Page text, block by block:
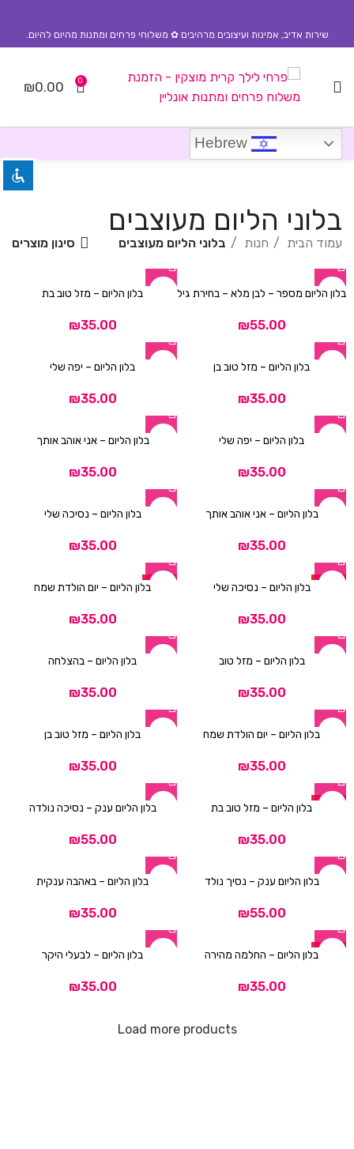
visibility_off השבת את ההבזקים
title סמן כותרות
settings צבע רקע
zoom_in זום (הגדלה)
add_circle_outline הגדלת גופן
spellcheck גופן קריא
brightness_high ניגודיות בהירה
brightness_low ניגודיות כהה
format_underlined הוסף קו תחתון לקישורים
font_download
לאפס
cached
שירות אדיב, אמינות ועיצובים מרהיבים ✿ משלוחי פרחים ומתנות מהיום להיום.
0
₪0.00
בלוני הליום מעוצבים
עמוד הבית חנות בלוני הליום מעוצבים סינון מוצרים
בלון הליום מספר – לבן מלא – בחירת גיל
₪
בלון הליום – מזל טוב בת
₪
בלון הליום – מזל טוב בן
₪
בלון הליום – יפה שלי
₪
בלון הליום – יפה שלי
₪
בלון הליום – אני אוהב אותך
₪
בלון הליום – אני אוהב אותך
₪
בלון הליום – נסיכה שלי
₪
בלון הליום – נסיכה שלי
₪
בלון הליום – יום הולדת שמח
₪
בלון הליום – מזל טוב
₪
בלון הליום – בהצלחה
₪
בלון הליום – יום הולדת שמח
₪
בלון הליום – מזל טוב בן
₪
בלון הליום – מזל טוב בת
₪
בלון הליום ענק – נסיכה נולדה
₪
בלון הליום ענק – נסיך נולד
₪
בלון הליום – באהבה ענקית
₪
בלון הליום – החלמה מהירה
₪
בלון הליום – לבעלי היקר
₪
Load more products